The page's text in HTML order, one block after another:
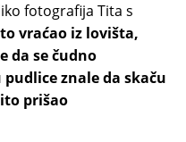
fotografija Tita s
vraćao iz lovišta,
da se čudno
znale da skaču
prišao